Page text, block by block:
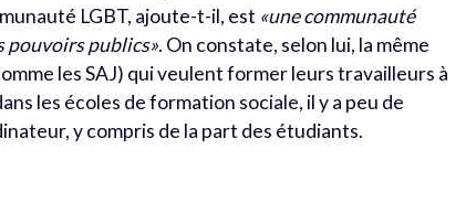
LGBT, ajoute-t-il, est «une communauté
pouvoirs publics». On constate, selon lui, la même
les SAJ) qui veulent former leurs travailleurs à
les écoles de formation sociale, il y a peu de
y compris de la part des étudiants.